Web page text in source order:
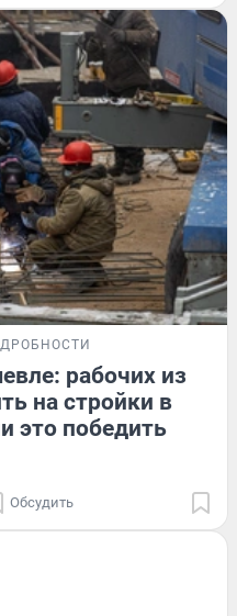
рабочих из
на стройки в
это победить
Обсудить